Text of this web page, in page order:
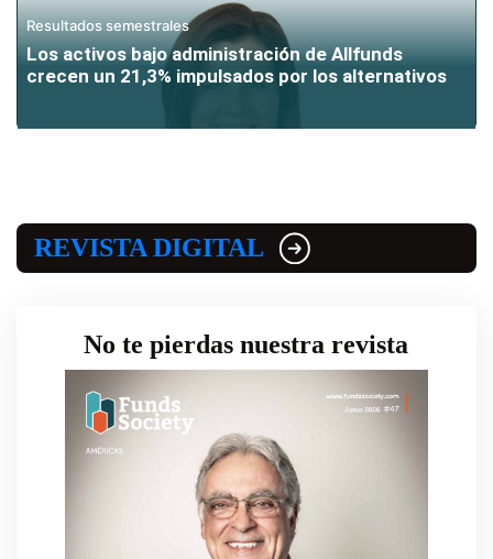
Resultados semestrales
Los activos bajo administración de Allfunds
crecen un 21,3% impulsados por los alternativos
REVISTA DIGITAL
No te pierdas nuestra revista